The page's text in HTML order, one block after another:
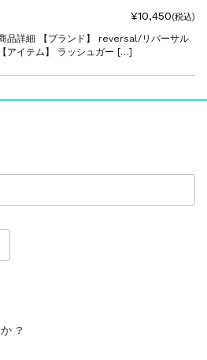
¥10,450(税込)
品詳細 【ブランド】 reversal/リバーサル
【アイテム】 ラッシュガー […]
?